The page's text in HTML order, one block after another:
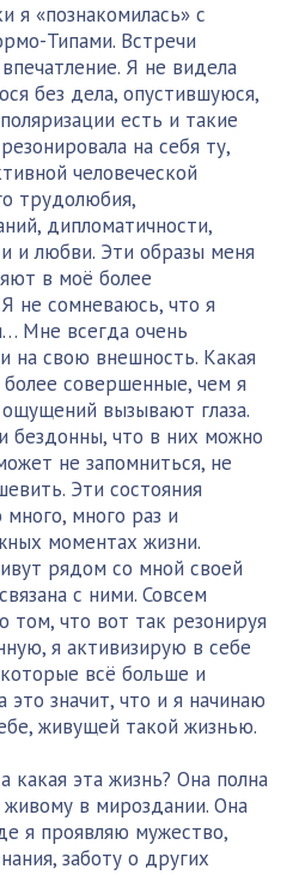
я «познакомилась» с
Типами. Встречи
Я не видела
без дела, опустившуюся,
есть и такие
на себя ту,
человеческой
трудолюбия,
дипломатичности,
и любви. Эти образы меня
в моё более
не сомневаюсь, что я
Мне всегда очень
на свою внешность. Какая
совершенные, чем я
вызывают глаза.
бездонны, что в них можно
не запомниться, не
Эти состояния
много раз и
моментах жизни.
рядом со мной своей
с ними. Совсем
том, что вот так резонируя
я активизирую в себе
всё больше и
значит, что и я начинаю
живущей такой жизнью.
какая эта жизнь? Она полна
в мироздании. Она
я проявляю мужество,
заботу о других